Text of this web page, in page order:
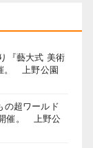
『藝大式 美術
。 上野公園
の超ワールド
催。 上野公